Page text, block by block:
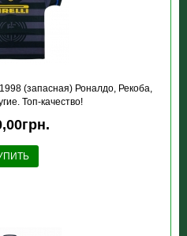
(запасная) Роналдо, Рекоба,
Топ-качество!